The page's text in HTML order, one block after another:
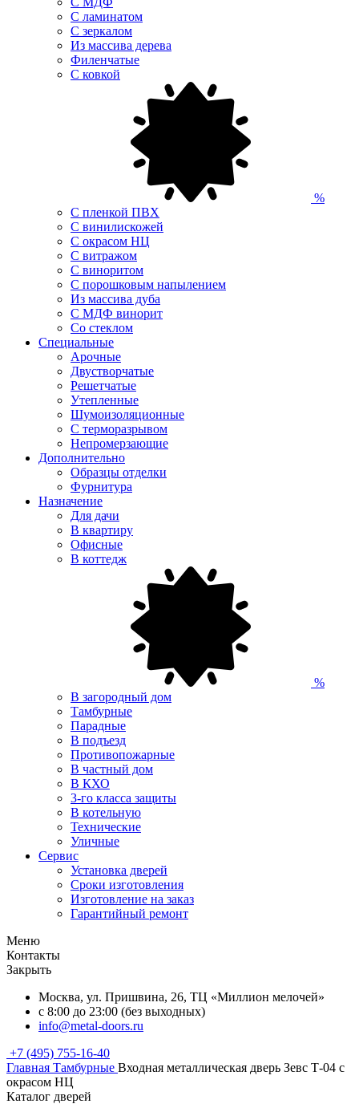
С ламинатом
С зеркалом
Из массива дерева
Филенчатые
С ковкой
%
С пленкой ПВХ
С винилискожей
С окрасом НЦ
С витражом
С виноритом
С порошковым напылением
Из массива дуба
С МДФ винорит
Со стеклом
Специальные
Арочные
Двустворчатые
Решетчатые
Утепленные
Шумоизоляционные
С терморазрывом
Непромерзающие
Дополнительно
Образцы отделки
Фурнитура
Назначение
Для дачи
В квартиру
Офисные
В коттедж
%
В загородный дом
Тамбурные
Парадные
В подъезд
Противопожарные
В частный дом
В КХО
3-го класса защиты
В котельную
Технические
Уличные
Сервис
Установка дверей
Сроки изготовления
Изготовление на заказ
Гарантийный ремонт
Меню
Контакты
Закрыть
Москва, ул. Пришвина, 26, ТЦ «Миллион мелочей»
с 8:00 до 23:00 (без выходных)
info@metal-doors.ru
+7 (495) 755-16-40
Главная Тамбурные Входная металлическая дверь Зевс Т-04 с
окрасом НЦ
Каталог дверей